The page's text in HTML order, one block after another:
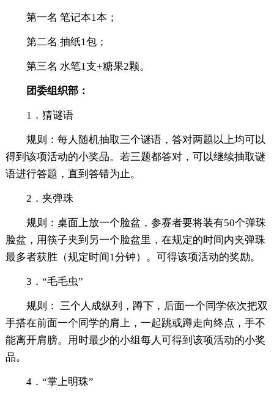
第一名 笔记本1本；
第二名 抽纸1包；
第三名 水笔1支+糖果2颗。
团委组织部：
1．猜谜语
规则：每人随机抽取三个谜语，答对两题以上均可以
得到该项活动的小奖品。若三题都答对，可以继续抽取谜
语进行答题，直到答错为止。
2．夹弹珠
规则：桌面上放一个脸盆，参赛者要将装有50个弹珠
脸盆，用筷子夹到另一个脸盆里，在规定的时间内夹弹珠
最多者获胜（规定时间1分钟）。可得该项活动的奖励。
3．“毛毛虫”
规则： 三个人成纵列，蹲下，后面一个同学依次把双
手搭在前面一个同学的肩上，一起跳或蹲走向终点，手不
能离开肩膀。用时最少的小组每人可得到该项活动的小奖
品。
4．“掌上明珠”